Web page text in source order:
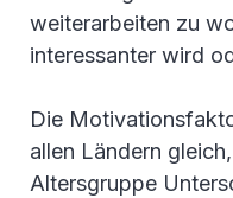
weiterarbeiten zu
interessanter wird
Die
allen Ländern
Altersgruppe